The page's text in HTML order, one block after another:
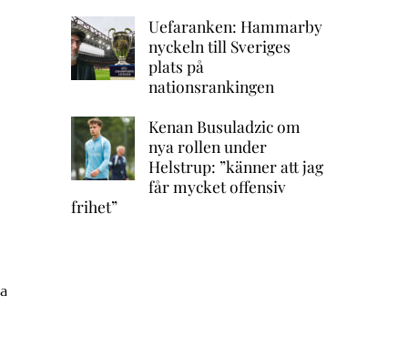
Uefaranken: Hammarby
nyckeln till Sveriges
plats på
nationsrankingen
Kenan Busuladzic om
nya rollen under
Helstrup: ”känner att jag
får mycket offensiv
frihet”